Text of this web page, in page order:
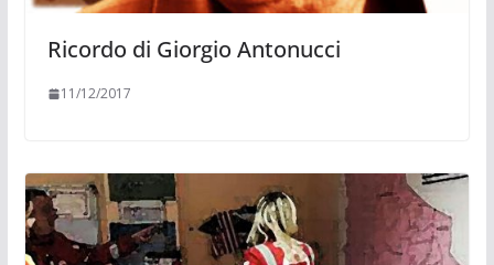
Ricordo di Giorgio Antonucci
11/12/2017